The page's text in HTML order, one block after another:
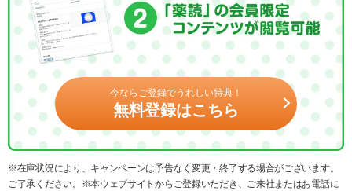
今ならご登録でうれしい特典！
無料登録はこちら
※在庫状況により、キャンペーンは予告なく変更・終了する場合がございます。
ご了承ください。※本ウェブサイトからご登録いただき、ご来社またはお電話に